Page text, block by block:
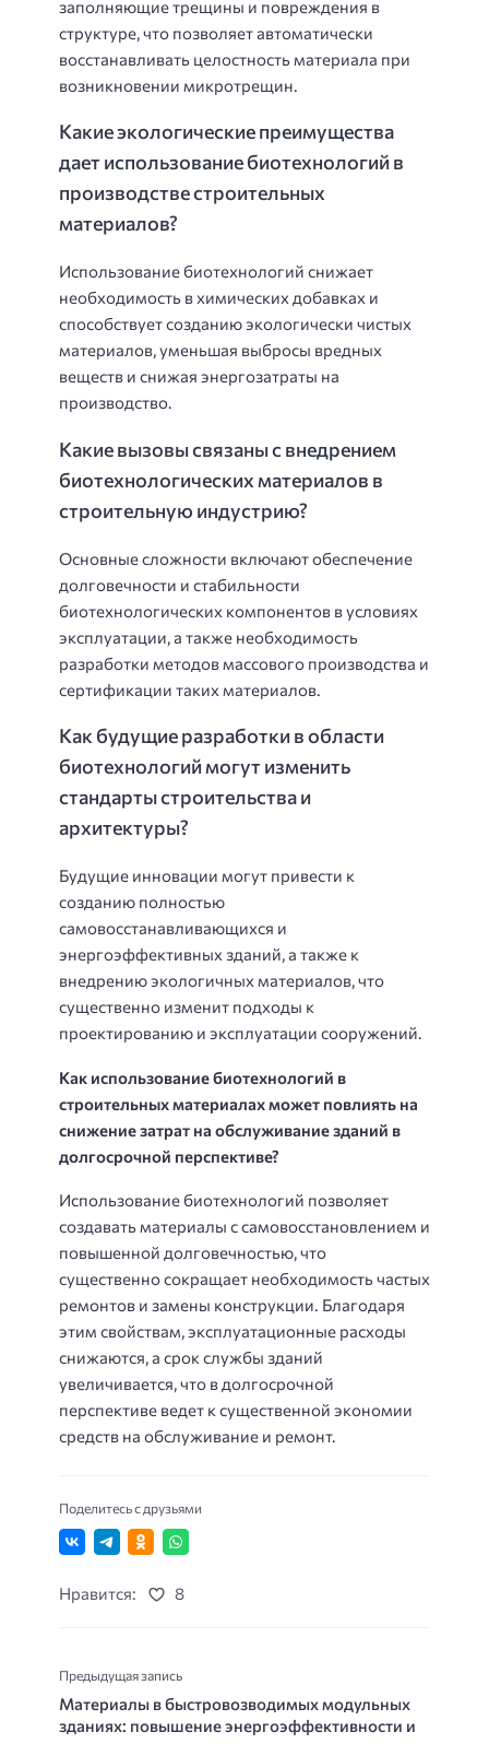
заполняющие трещины и повреждения в
структуре, что позволяет автоматически
восстанавливать целостность материала при
возникновении микротрещин.
Какие экологические преимущества
дает использование биотехнологий в
производстве строительных
материалов?
Использование биотехнологий снижает
необходимость в химических добавках и
способствует созданию экологически чистых
материалов, уменьшая выбросы вредных
веществ и снижая энергозатраты на
производство.
Какие вызовы связаны с внедрением
биотехнологических материалов в
строительную индустрию?
Основные сложности включают обеспечение
долговечности и стабильности
биотехнологических компонентов в условиях
эксплуатации, а также необходимость
разработки методов массового производства и
сертификации таких материалов.
Как будущие разработки в области
биотехнологий могут изменить
стандарты строительства и
архитектуры?
Будущие инновации могут привести к
созданию полностью
самовосстанавливающихся и
энергоэффективных зданий, а также к
внедрению экологичных материалов, что
существенно изменит подходы к
проектированию и эксплуатации сооружений.
Как использование биотехнологий в
строительных материалах может повлиять на
снижение затрат на обслуживание зданий в
долгосрочной перспективе?
Использование биотехнологий позволяет
создавать материалы с самовосстановлением и
повышенной долговечностью, что
существенно сокращает необходимость частых
ремонтов и замены конструкции. Благодаря
этим свойствам, эксплуатационные расходы
снижаются, а срок службы зданий
увеличивается, что в долгосрочной
перспективе ведет к существенной экономии
средств на обслуживание и ремонт.
Поделитесь с друзьями
Нравится: 8
Предыдущая запись
Материалы в быстровозводимых модульных
зданиях: повышение энергоэффективности и